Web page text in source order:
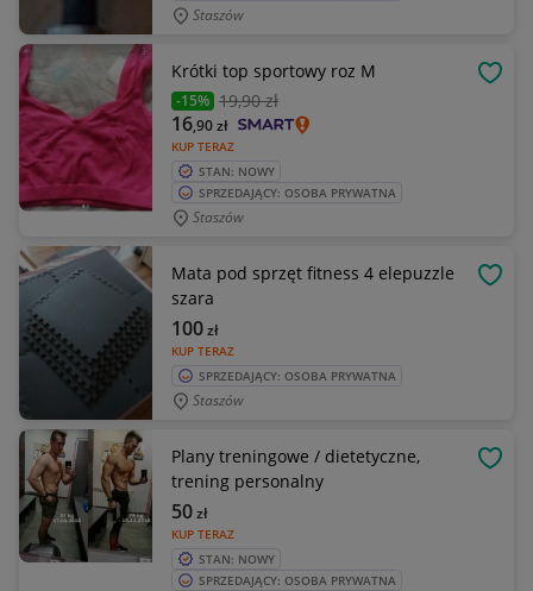
Staszów
Krótki top sportowy roz M
-15% 19,90 zł
KUP TERAZ
16,90zł
STAN: NOWY
SPRZEDAJĄCY: OSOBA PRYWATNA
Staszów
Mata pod sprzęt fitness 4 elepuzzle
szara
KUP TERAZ
100zł
SPRZEDAJĄCY: OSOBA PRYWATNA
Staszów
Plany treningowe / dietetyczne,
trening personalny
KUP TERAZ
50zł
STAN: NOWY
SPRZEDAJĄCY: OSOBA PRYWATNA